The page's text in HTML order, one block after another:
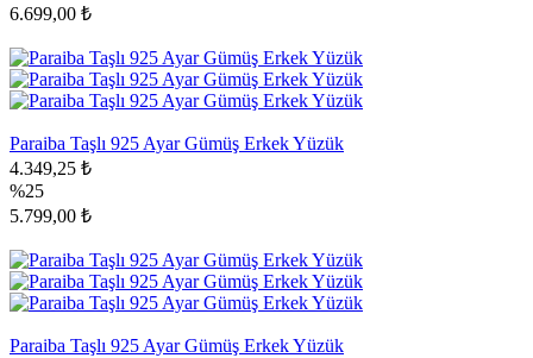
6.699,00 ₺
Paraiba Taşlı 925 Ayar Gümüş Erkek Yüzük
4.349,25 ₺
%25
5.799,00 ₺
Paraiba Taşlı 925 Ayar Gümüş Erkek Yüzük